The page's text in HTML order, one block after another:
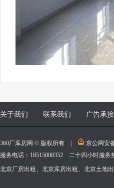
关于我们 联系我们 广告承接
360厂库房网 © 版权所有 | 京公网安
服务电话：18515008352 二十四小时服务
北京厂房出租、北京库房出租、北京土地